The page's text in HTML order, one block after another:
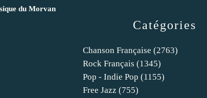
du Morvan
Catégories
Chanson Française (2763)
Rock Français (1345)
Pop - Indie Pop (1155)
Free Jazz (755)